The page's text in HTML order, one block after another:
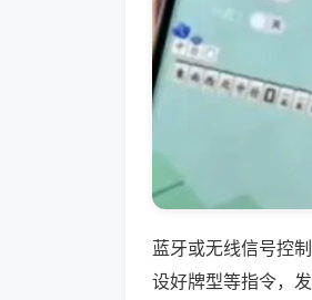
蓝牙或无线信号控
设好牌型等指令，